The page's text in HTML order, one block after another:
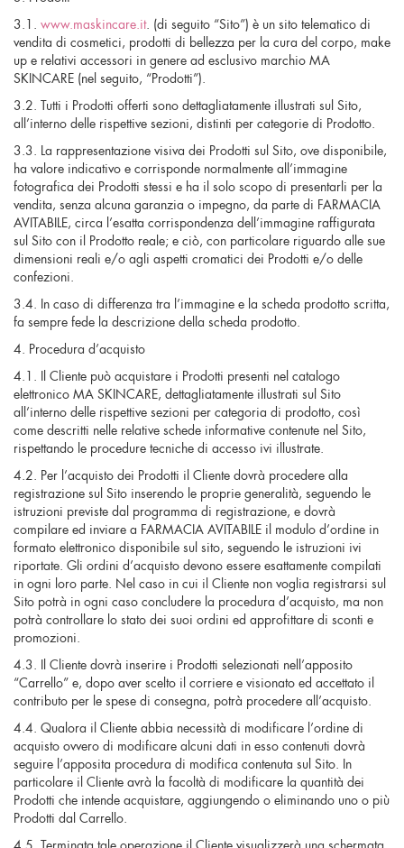
3.1. www.maskincare.it. (di seguito “Sito”) è un sito telematico di
vendita di cosmetici, prodotti di bellezza per la cura del corpo, make
up e relativi accessori in genere ad esclusivo marchio MA
SKINCARE (nel seguito, “Prodotti”).
3.2. Tutti i Prodotti offerti sono dettagliatamente illustrati sul Sito,
all’interno delle rispettive sezioni, distinti per categorie di Prodotto.
3.3. La rappresentazione visiva dei Prodotti sul Sito, ove disponibile,
ha valore indicativo e corrisponde normalmente all’immagine
fotografica dei Prodotti stessi e ha il solo scopo di presentarli per la
vendita, senza alcuna garanzia o impegno, da parte di FARMACIA
AVITABILE, circa l’esatta corrispondenza dell’immagine raffigurata
sul Sito con il Prodotto reale; e ciò, con particolare riguardo alle sue
dimensioni reali e/o agli aspetti cromatici dei Prodotti e/o delle
confezioni.
3.4. In caso di differenza tra l’immagine e la scheda prodotto scritta,
fa sempre fede la descrizione della scheda prodotto.
4. Procedura d’acquisto
4.1. Il Cliente può acquistare i Prodotti presenti nel catalogo
elettronico MA SKINCARE, dettagliatamente illustrati sul Sito
all’interno delle rispettive sezioni per categoria di prodotto, così
come descritti nelle relative schede informative contenute nel Sito,
rispettando le procedure tecniche di accesso ivi illustrate.
4.2. Per l’acquisto dei Prodotti il Cliente dovrà procedere alla
registrazione sul Sito inserendo le proprie generalità, seguendo le
istruzioni previste dal programma di registrazione, e dovrà
compilare ed inviare a FARMACIA AVITABILE il modulo d’ordine in
formato elettronico disponibile sul sito, seguendo le istruzioni ivi
riportate. Gli ordini d’acquisto devono essere esattamente compilati
in ogni loro parte. Nel caso in cui il Cliente non voglia registrarsi sul
Sito potrà in ogni caso concludere la procedura d’acquisto, ma non
potrà controllare lo stato dei suoi ordini ed approfittare di sconti e
promozioni.
4.3. Il Cliente dovrà inserire i Prodotti selezionati nell’apposito
“Carrello” e, dopo aver scelto il corriere e visionato ed accettato il
contributo per le spese di consegna, potrà procedere all’acquisto.
4.4. Qualora il Cliente abbia necessità di modificare l’ordine di
acquisto ovvero di modificare alcuni dati in esso contenuti dovrà
seguire l’apposita procedura di modifica contenuta sul Sito. In
particolare il Cliente avrà la facoltà di modificare la quantità dei
Prodotti che intende acquistare, aggiungendo o eliminando uno o più
Prodotti dal Carrello.
4.5. Terminata tale operazione il Cliente visualizzerà una schermata